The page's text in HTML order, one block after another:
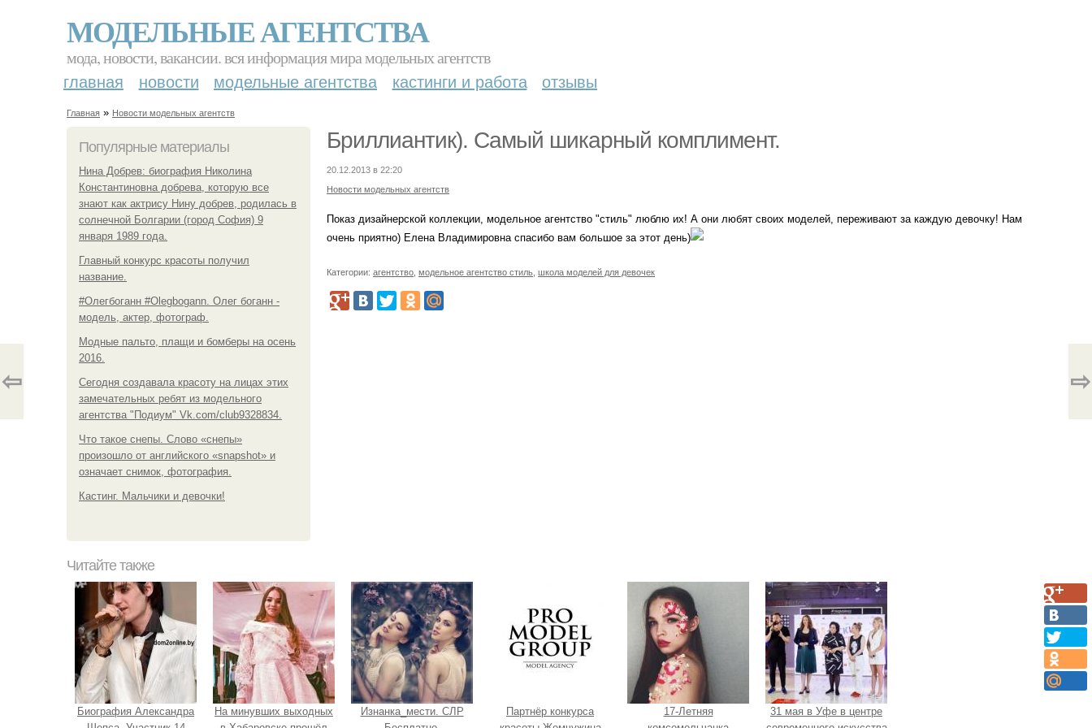
МОДЕЛЬНЫЕ АГЕНТСТВА
мода, новости, вакансии. вся информация мира модельных агентств
главная новости модельные агентства кастинги и работа отзывы
Главная » Новости модельных агентств
Популярные материалы
Нина Добрев: биография Николина
Константиновна добрева, которую все
знают как актрису Нину добрев, родилась в
солнечной Болгарии (город София) 9
января 1989 года.
Главный конкурс красоты получил
название.
#Олегбоганн #Olegbogann. Олег боганн -
модель, актер, фотограф.
Модные пальто, плащи и бомберы на осень
2016.
Сегодня создавала красоту на лицах этих
замечательных ребят из модельного
агентства "Подиум" Vk.com/club9328834.
Что такое снепы. Слово «снепы»
произошло от английского «snapshot» и
означает снимок, фотография.
Кастинг. Мальчики и девочки!
Бриллиантик). Самый шикарный комплимент.
20.12.2013 в 22:20
Новости модельных агентств
Показ дизайнерской коллекции, модельное агентство "стиль" люблю их! А они любят своих моделей, переживают за каждую девочку! Нам
очень приятно) Елена Владимировна спасибо вам большое за этот день)
Категории: агентство модельное агентство стиль школа моделей для девочек
⇦ ⇨
Читайте также
Биография Александра
На минувших выходных
Изнанка_мести. СЛР
Партнёр конкурса
17-Летняя
31 мая в Уфе в центре